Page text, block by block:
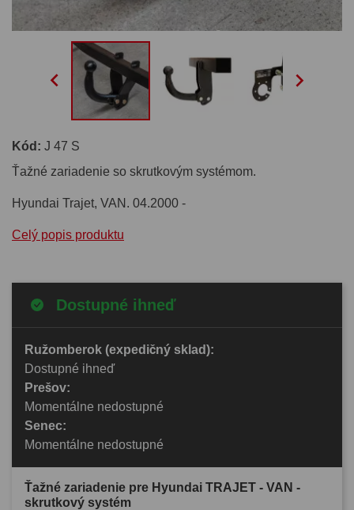
 
Kód: J 47 S
Ťažné zariadenie so skrutkovým systémom.
Hyundai Trajet, VAN. 04.2000 -
Celý popis produktu
Dostupné ihneď
Ružomberok (expedičný sklad):
Dostupné ihneď
Prešov:
Momentálne nedostupné
Senec:
Momentálne nedostupné
Ťažné zariadenie pre Hyundai TRAJET - VAN -
skrutkový systém